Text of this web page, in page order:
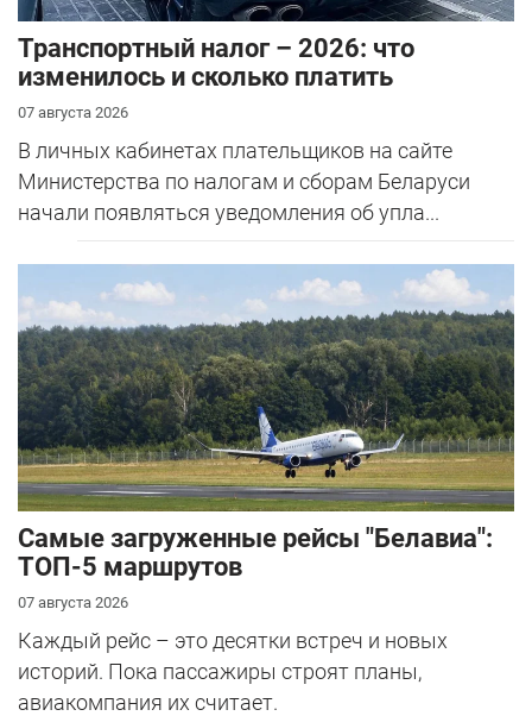
Транспортный налог – 2026: что
изменилось и сколько платить
07 августа 2026
В личных кабинетах плательщиков на сайте
Министерства по налогам и сборам Беларуси
начали появляться уведомления об упла...
Самые загруженные рейсы "Белавиа":
ТОП-5 маршрутов
07 августа 2026
Каждый рейс – это десятки встреч и новых
историй. Пока пассажиры строят планы,
авиакомпания их считает.